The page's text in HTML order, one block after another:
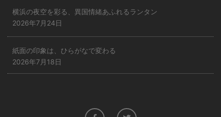
横浜の夜空を彩る、異国情緒あふれるランタン
2026年7月24日
紙面の印象は、ひらがなで変わる
2026年7月18日